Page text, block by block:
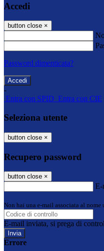
Accedi
button close ×
Password dimenticata?
-
Entra con SPID Entra con CIE
Seleziona utente
button close ×
Recupero password
button close ×
E-
Non hai una e-mail associata al
E-mail inviata, si prega di
Errore